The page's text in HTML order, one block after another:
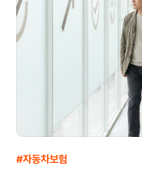
#자동차보험